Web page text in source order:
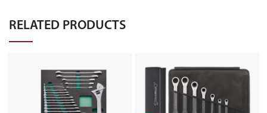
RELATED PRODUCTS